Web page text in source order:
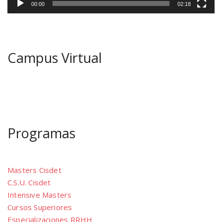
00:00 02:18
Campus Virtual
Programas
Masters Cisdet
C.S.U. Cisdet
Intensive Masters
Cursos Superiores
Especializaciones RRHH